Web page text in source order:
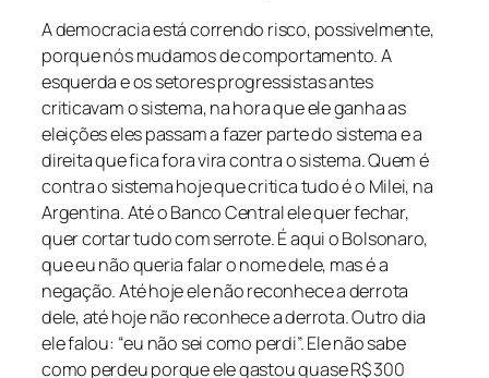
A democracia está correndo risco, possivelmente,
porque nós mudamos de comportamento. A
esquerda e os setores progressistas antes
criticavam o sistema, na hora que ele ganha as
eleições eles passam a fazer parte do sistema e a
direita que fica fora vira contra o sistema. Quem é
contra o sistema hoje que critica tudo é o Milei, na
Argentina. Até o Banco Central ele quer fechar,
quer cortar tudo com serrote. É aqui o Bolsonaro,
que eu não queria falar o nome dele, mas é a
negação. Até hoje ele não reconhece a derrota
dele, até hoje não reconhece a derrota. Outro dia
ele falou: “eu não sei como perdi”. Ele não sabe
como perdeu porque ele gastou quase R$ 300